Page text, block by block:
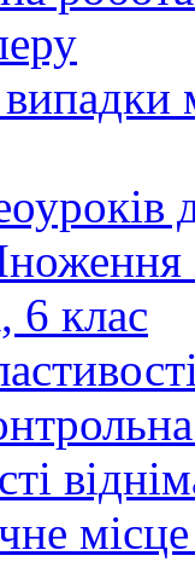
6 клас